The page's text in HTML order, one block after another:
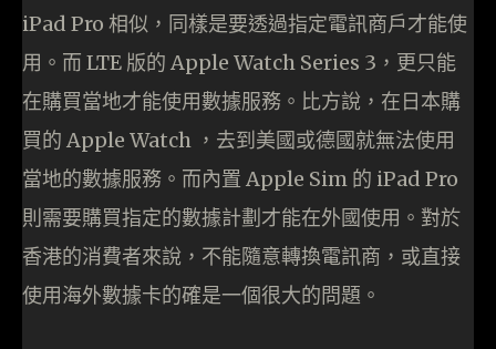
iPad Pro 相似，同樣是要透過指定電訊商戶才能使
用。而 LTE 版的 Apple Watch Series 3，更只能
在購買當地才能使用數據服務。比方說，在日本購
買的 Apple Watch ，去到美國或德國就無法使用
當地的數據服務。而內置 Apple Sim 的 iPad Pro
則需要購買指定的數據計劃才能在外國使用。對於
香港的消費者來說，不能隨意轉換電訊商，或直接
使用海外數據卡的確是一個很大的問題。